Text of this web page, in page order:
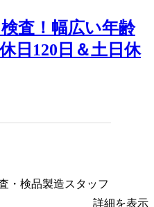
査！幅広い年齢
日120日＆土日休
・検品製造スタッフ
詳細を表示